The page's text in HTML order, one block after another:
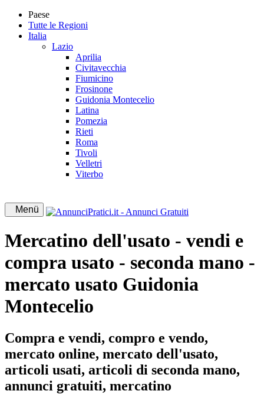
Paese
Tutte le Regioni
Italia
Lazio
Aprilia
Civitavecchia
Fiumicino
Frosinone
Guidonia Montecelio
Latina
Pomezia
Rieti
Roma
Tivoli
Velletri
Viterbo
Menü
Mercatino dell'usato - vendi e
compra usato - seconda mano -
mercato usato Guidonia
Montecelio
Compra e vendi, compro e vendo,
mercato online, mercato dell'usato,
articoli usati, articoli di seconda mano,
annunci gratuiti, mercatino